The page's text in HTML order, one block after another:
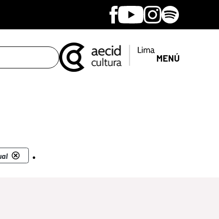
Facebook
YoutubeInstagram
Spotify
MENÚ
.